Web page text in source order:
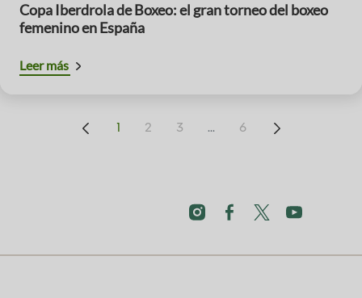
Copa Iberdrola de Boxeo: el gran torneo del boxeo
femenino en España
Leer más
1 2 3 ... 6